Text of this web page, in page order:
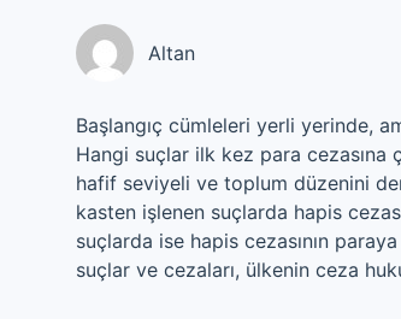
Altan
Başlangıç cümleleri yerli yerinde,
Hangi suçlar ilk kez para cezasına
hafif seviyeli ve toplum düzenini
kasten işlenen suçlarda hapis
suçlarda ise hapis cezasının
suçlar ve cezaları, ülkenin ceza